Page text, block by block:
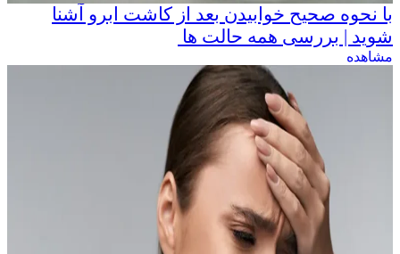
با نحوه صحیح خوابیدن بعد از کاشت ابرو آشنا
شوید | بررسی همه حالت ها
مشاهده